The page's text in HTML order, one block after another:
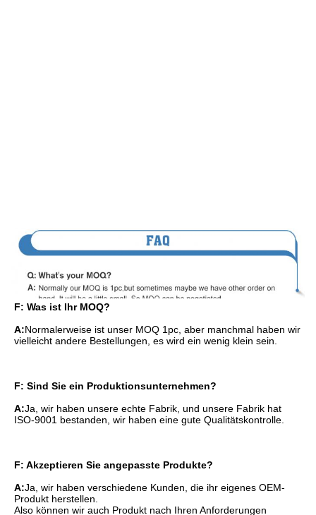
F: Was ist Ihr MOQ?
A:Normalerweise ist unser MOQ 1pc, aber manchmal haben wir
vielleicht andere Bestellungen, es wird ein wenig klein sein.
F: Sind Sie ein Produktionsunternehmen?
A:Ja, wir haben unsere echte Fabrik, und unsere Fabrik hat
ISO-9001 bestanden, wir haben eine gute Qualitätskontrolle.
F: Akzeptieren Sie angepasste Produkte?
A:Ja, wir haben verschiedene Kunden, die ihr eigenes OEM-
Produkt herstellen.
Also können wir auch Produkt nach Ihren Anforderungen